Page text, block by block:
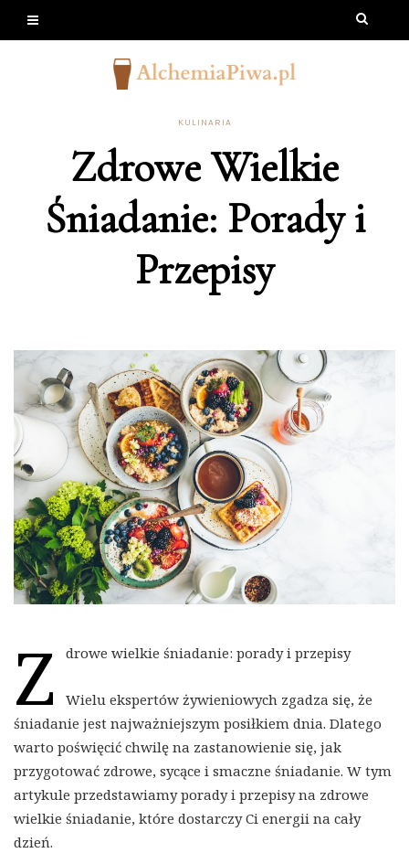
KULINARIA
Zdrowe Wielkie
Śniadanie: Porady i
Przepisy
Z drowe wielkie śniadanie: porady i przepisy
Wielu ekspertów żywieniowych zgadza się, że
śniadanie jest najważniejszym posiłkiem dnia. Dlatego
warto poświęcić chwilę na zastanowienie się, jak
przygotować zdrowe, sycące i smaczne śniadanie. W tym
artykule przedstawiamy porady i przepisy na zdrowe
wielkie śniadanie, które dostarczy Ci energii na cały
dzień.